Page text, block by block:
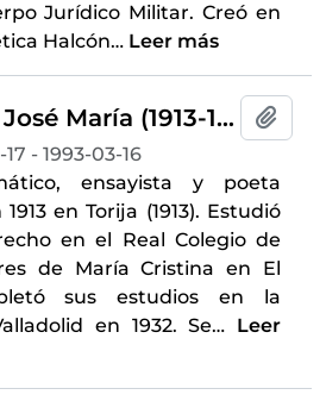
Jurídico Militar. Creó en
Halcón… Leer más
Alonso Gamo, José María (1913-1993)
17 - 1993-03-16
ensayista y poeta
en Torija (1913). Estudió
en el Real Colegio de
de María Cristina en El
sus estudios en la
en 1932. Se… Leer